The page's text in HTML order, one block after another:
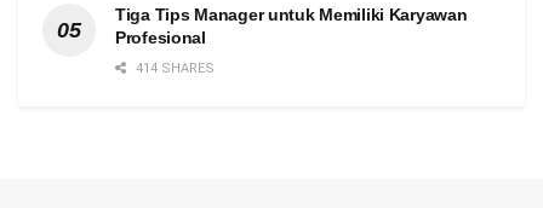
Tiga Tips Manager untuk Memiliki Karyawan
Profesional
414 SHARES